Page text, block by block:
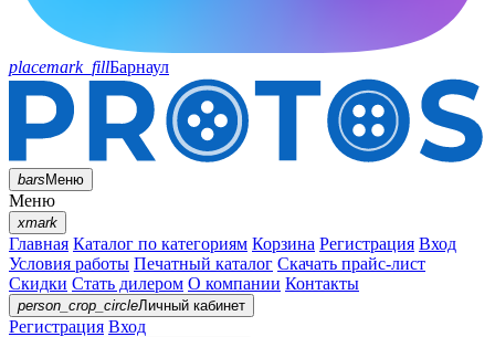
placemark_fillБарнаул
barsМеню
Меню
xmark
Главная Каталог по категориям Корзина Регистрация Вход
Условия работы Печатный каталог Скачать прайс-лист
Скидки Стать дилером О компании Контакты
person_crop_circleЛичный кабинет
Регистрация Вход